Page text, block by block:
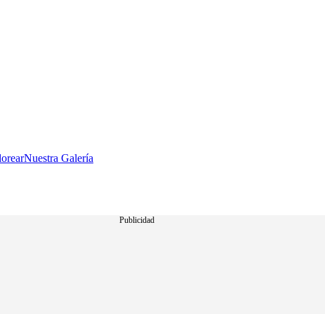
Nuestra Galería
Publicidad